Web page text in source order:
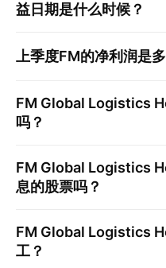
益日期是什么时候？
上季度FM的净利润是
FM Global Logistics
吗？
FM Global Logistics
息的股票吗？
FM Global Logistics
工？